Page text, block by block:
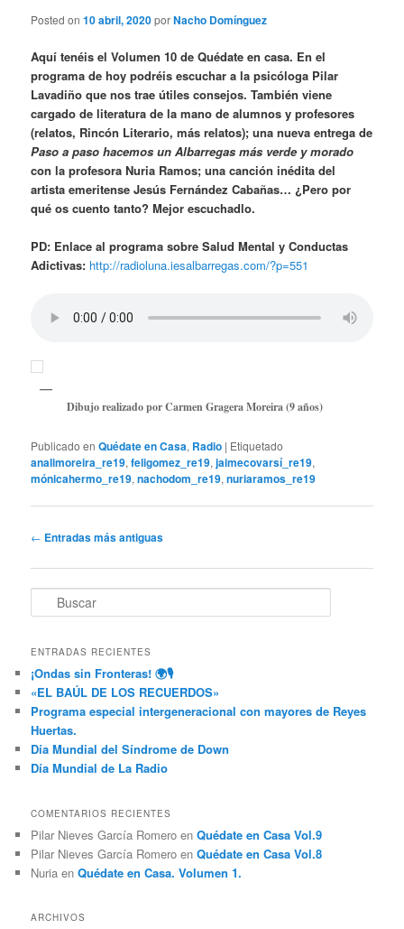
Posted on10 abril, 2020porNacho Domínguez
Aquí tenéis el Volumen 10 de Quédate en casa. En el
programa de hoy podréis escuchar a la psicóloga Pilar
Lavadiño que nos trae útiles consejos. También viene
cargado de literatura de la mano de alumnos y profesores
(relatos, Rincón Literario, más relatos); una nueva entrega de
Paso a paso hacemos un Albarregas más verde y morado
con la profesora Nuria Ramos; una canción inédita del
artista emeritense Jesús Fernández Cabañas… ¿Pero por
qué os cuento tanto? Mejor escuchadlo.
PD: Enlace al programa sobre Salud Mental y Conductas
Adictivas: http://radioluna.iesalbarregas.com/?p=551
Dibujo realizado por Carmen Gragera Moreira (9 años)
Publicado en Quédate en Casa, Radio | Etiquetado
analimoreira_re19,feligomez_re19,jaimecovarsí_re19,
mónicahermo_re19,nachodom_re19,nuriaramos_re19
N
v
e
c
ó
n
d
e
e
r
a
d
a
← Entradas más antiguas
u
c
r
ENTRADAS RECIENTES
¡Ondas sin Fronteras! 🌍🎙️
«EL BAÚL DE LOS RECUERDOS»
Programa especial intergeneracional con mayores de Reyes
Huertas.
Día Mundial del Síndrome de Down
Día Mundial de La Radio
COMENTARIOS RECIENTES
Pilar Nieves García Romero enQuédate en Casa Vol.9
Pilar Nieves García Romero enQuédate en Casa Vol.8
Nuria enQuédate en Casa. Volumen 1.
ARCHIVOS